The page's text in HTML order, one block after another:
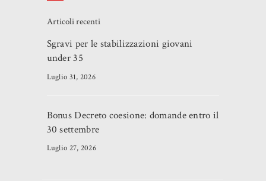
Articoli recenti
Sgravi per le stabilizzazioni giovani
under 35
Luglio 31, 2026
Bonus Decreto coesione: domande entro il
30 settembre
Luglio 27, 2026